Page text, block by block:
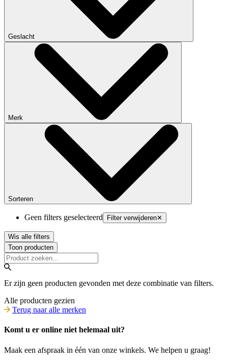
Geslacht
Merk
Sorteren
Geen filters geselecteerd Filter verwijderen✕
Wis alle filters
Toon producten
Er zijn geen producten gevonden met deze combinatie van filters.
Alle producten gezien
Terug naar alle merken
Komt u er online niet helemaal uit?
Maak een afspraak in één van onze winkels. We helpen u graag!